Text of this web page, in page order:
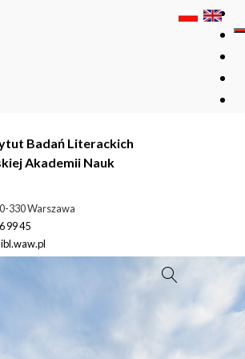
Badań Literackich
Akademii Nauk
330 Warszawa
99 45